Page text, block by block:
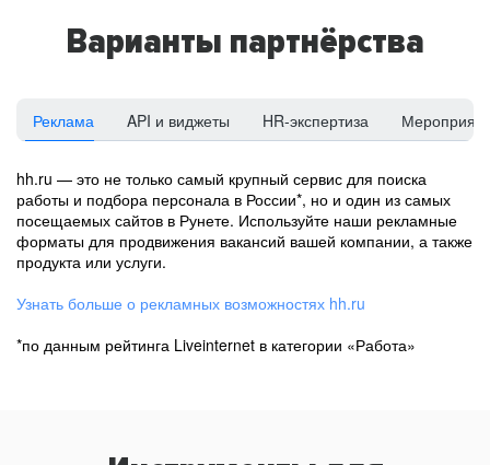
Варианты партнёрства
Реклама API и виджеты HR-экспертиза
hh.ru — это не только самый крупный сервис для поиска
работы и подбора персонала в России*, но и один из самых
посещаемых сайтов в Рунете. Используйте наши рекламные
форматы для продвижения вакансий вашей компании, а также
продукта или услуги.
Узнать больше о рекламных возможностях hh.ru
*по данным рейтинга Liveinternet в категории «Работа»